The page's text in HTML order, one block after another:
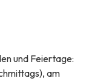
und Feiertage:
am